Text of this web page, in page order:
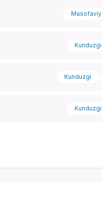
Masofaviy
Kunduzgi
Kunduzgi
Kunduzgi